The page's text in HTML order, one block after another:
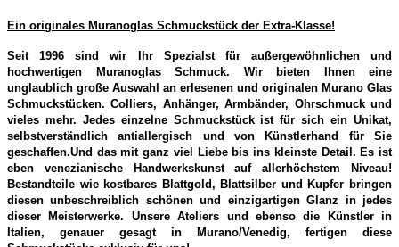
Ein originales Muranoglas Schmuckstück der Extra-Klasse!
Seit 1996 sind wir Ihr Spezialst für außergewöhnlichen und
hochwertigen Muranoglas Schmuck. Wir bieten Ihnen eine
unglaublich große Auswahl an erlesenen und originalen Murano Glas
Schmuckstücken. Colliers, Anhänger, Armbänder, Ohrschmuck und
vieles mehr. Jedes einzelne Schmuckstück ist für sich ein Unikat,
selbstverständlich antiallergisch und von Künstlerhand für Sie
geschaffen.Und das mit ganz viel Liebe bis ins kleinste Detail. Es ist
eben venezianische Handwerkskunst auf allerhöchstem Niveau!
Bestandteile wie kostbares Blattgold, Blattsilber und Kupfer bringen
diesen unbeschreiblich schönen und einzigartigen Glanz in jedes
dieser Meisterwerke. Unsere Ateliers und ebenso die Künstler in
Italien, genauer gesagt in Murano/Venedig, fertigen diese